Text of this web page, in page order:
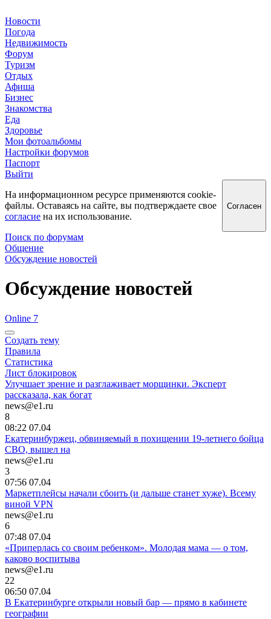
Новости
Погода
Недвижимость
Форум
Туризм
Отдых
Афиша
Бизнес
Знакомства
Еда
Здоровье
Мои фотоальбомы
Настройки форумов
Паспорт
Выйти
На информационном ресурсе применяются cookie-
файлы. Оставаясь на сайте, вы подтверждаете свое
согласие на их использование.
Согласен
Поиск по форумам
Общение
Обсуждение новостей
Обсуждение новостей
Online 7
Создать тему
Правила
Статистика
Лист блокировок
Улучшает зрение и разглаживает морщинки. Эксперт
рассказала, как богат
news@e1.ru
8
08:22 07.04
Екатеринбуржец, обвиняемый в похищении 19-летнего бойца
СВО, вышел на
news@e1.ru
3
07:56 07.04
Маркетплейсы начали сбоить (и дальше станет хуже). Всему
виной VPN
news@e1.ru
6
07:48 07.04
«Приперлась со своим ребенком». Молодая мама — о том,
каково воспитыва
news@e1.ru
22
06:50 07.04
В Екатеринбурге открыли новый бар — прямо в кабинете
географии